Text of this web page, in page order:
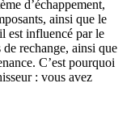
d’échappement,
ainsi que le
est influencé par le
de rechange, ainsi que
C’est pourquoi
: vous avez